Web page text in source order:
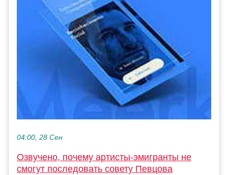
04:00, 28 Сен
Озвучено, почему артисты-эмигранты не
смогут последовать совету Певцова